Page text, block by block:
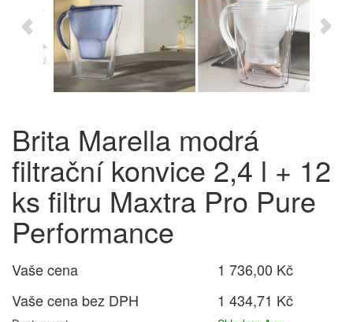
Brita Marella modrá
filtrační konvice 2,4 l + 12
ks filtru Maxtra Pro Pure
Performance
Vaše cena
1 736,00 Kč
Vaše cena bez DPH
1 434,71 Kč